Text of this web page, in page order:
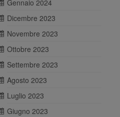
Gennaio 2024
Dicembre 2023
Novembre 2023
Ottobre 2023
Settembre 2023
Agosto 2023
Luglio 2023
Giugno 2023